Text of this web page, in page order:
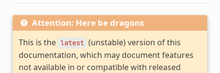
Attention: Here be dragons
This is the latest (unstable) version of this
documentation, which may document features
not available in or compatible with released